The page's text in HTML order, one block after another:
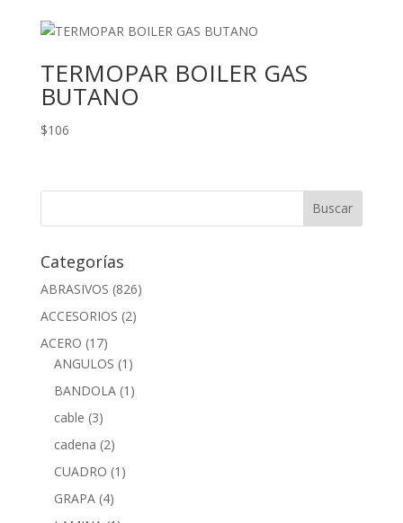
TERMOPAR BOILER GAS
BUTANO
$106
Categorías
ABRASIVOS (826)
ACCESORIOS (2)
ACERO (17)
ANGULOS (1)
BANDOLA (1)
cable (3)
cadena (2)
CUADRO (1)
GRAPA (4)